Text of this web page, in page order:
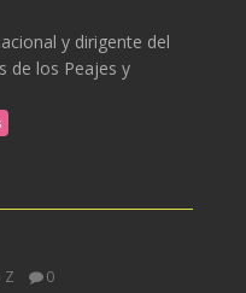
y dirigente del
de los Peajes y
Z 0